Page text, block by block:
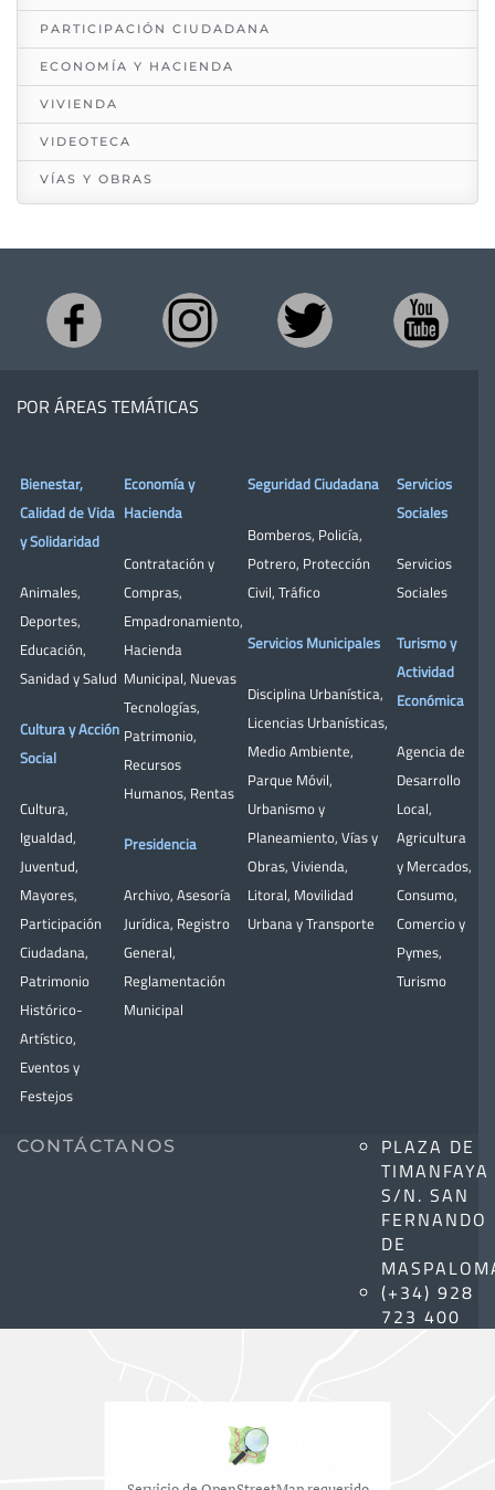
PARTICIPACIÓN CIUDADANA
ECONOMÍA Y HACIENDA
VIVIENDA
VIDEOTECA
VÍAS Y OBRAS
POR ÁREAS TEMÁTICAS
Bienestar,
Calidad de Vida
y Solidaridad
Animales,
Deportes,
Educación,
Sanidad y Salud
Cultura y Acción
Social
Cultura,
Igualdad,
Juventud,
Mayores,
Participación
Ciudadana,
Patrimonio
Histórico-
Artístico,
Eventos y
Festejos
Economía y
Hacienda
Contratación y
Compras,
Empadronamiento,
Hacienda
Municipal, Nuevas
Tecnologías,
Patrimonio,
Recursos
Humanos, Rentas
Presidencia
Archivo, Asesoría
Jurídica, Registro
General,
Reglamentación
Municipal
Seguridad Ciudadana
Bomberos, Policía,
Potrero, Protección
Civil, Tráfico
Servicios Municipales
Disciplina Urbanística,
Licencias Urbanísticas,
Medio Ambiente,
Parque Móvil,
Urbanismo y
Planeamiento, Vías y
Obras, Vivienda,
Litoral, Movilidad
Urbana y Transporte
Servicios
Sociales
Servicios
Sociales
Turismo y
Actividad
Económica
Agencia de
Desarrollo
Local,
Agricultura
y Mercados,
Consumo,
Comercio y
Pymes,
Turismo
CONTÁCTANOS
PLAZA DE
TIMANFAYA
S/N. SAN
FERNANDO
DE
(+34) 928
723 400